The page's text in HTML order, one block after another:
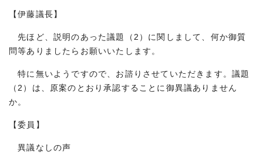
【伊藤議長】
先ほど、説明のあった議題（2）に関しまして、何か御質
問等ありましたらお願いいたします。
特に無いようですので、お諮りさせていただきます。議題
（2）は、原案のとおり承認することに御異議ありません
か。
【委員】
異議なしの声